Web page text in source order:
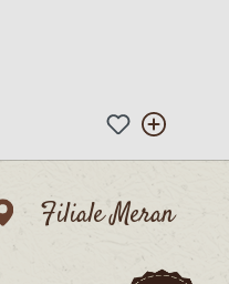
Filiale Meran